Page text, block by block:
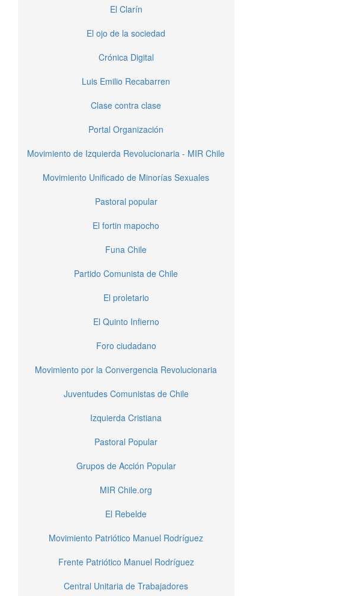
El Clarín
El ojo de la sociedad
Crónica Digital
Luis Emilio Recabarren
Clase contra clase
Portal Organización
Movimiento de Izquierda Revolucionaria - MIR Chile
Movimiento Unificado de Minorías Sexuales
Pastoral popular
El fortin mapocho
Funa Chile
Partido Comunista de Chile
El proletario
El Quinto Infierno
Foro ciudadano
Movimiento por la Convergencia Revolucionaria
Juventudes Comunistas de Chile
Izquierda Cristiana
Pastoral Popular
Grupos de Acción Popular
MIR Chile.org
El Rebelde
Movimiento Patriótico Manuel Rodríguez
Frente Patriótico Manuel Rodríguez
Central Unitaria de Trabajadores